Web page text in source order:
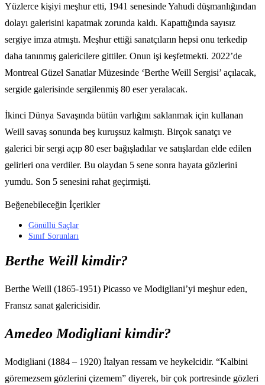
Yüzlerce kişiyi meşhur etti, 1941 senesinde Yahudi düşmanlığından
dolayı galerisini kapatmak zorunda kaldı. Kapattığında sayısız
sergiye imza atmıştı. Meşhur ettiği sanatçıların hepsi onu terkedip
daha tanınmış galericilere gittiler. Onun işi keşfetmekti. 2022’de
Montreal Güzel Sanatlar Müzesinde ‘Berthe Weill Sergisi’ açılacak,
sergide galerisinde sergilenmiş 80 eser yeralacak.
İkinci Dünya Savaşında bütün varlığını saklanmak için kullanan
Weill savaş sonunda beş kuruşsuz kalmıştı. Birçok sanatçı ve
galerici bir sergi açıp 80 eser bağışladılar ve satışlardan elde edilen
gelirleri ona verdiler. Bu olaydan 5 sene sonra hayata gözlerini
yumdu. Son 5 senesini rahat geçirmişti.
Beğenebileceğin İçerikler
Gönüllü Saçlar
Sınıf Sorunları
Berthe Weill kimdir?
Berthe Weill (1865-1951) Picasso ve Modigliani’yi meşhur eden,
Fransız sanat galericisidir.
Amedeo Modigliani kimdir?
Modigliani (1884 – 1920) İtalyan ressam ve heykelcidir. “Kalbini
göremezsem gözlerini çizemem” diyerek, bir çok portresinde gözleri